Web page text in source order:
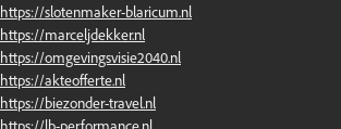
https://slotenmaker-blaricum.nl
https://marceljdekker.nl
https://omgevingsvisie2040.nl
https://akteofferte.nl
https://biezonder-travel.nl